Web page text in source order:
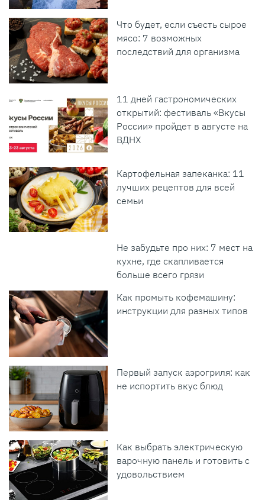
Что будет, если съесть сырое
мясо: 7 возможных
последствий для организма
11 дней гастрономических
открытий: фестиваль «Вкусы
России» пройдет в августе на
ВДНХ
Картофельная запеканка: 11
лучших рецептов для всей
семьи
Не забудьте про них: 7 мест на
кухне, где скапливается
больше всего грязи
Как промыть кофемашину:
инструкции для разных типов
Первый запуск аэрогриля: как
не испортить вкус блюд
Как выбрать электрическую
варочную панель и готовить с
удовольствием